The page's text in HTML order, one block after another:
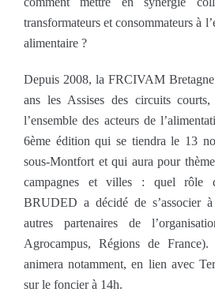
transformateurs et consommateurs à
alimentaire ?
Depuis 2008, la FRCIVAM
ans les Assises des circuits courts,
l’ensemble des acteurs de
6ème édition qui se tiendra le 13
sous-Montfort et qui aura pour
campagnes et villes : quel rôle
BRUDED a décidé de s’associer
autres partenaires de
Agrocampus, Régions de
animera notamment, en lien avec
sur le foncier à 14h.